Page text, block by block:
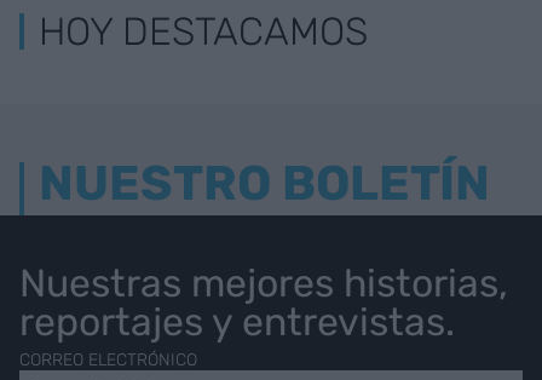
HOY DESTACAMOS
NUESTRO BOLETÍN
Nuestras mejores historias,
reportajes y entrevistas.
CORREO ELECTRÓNICO